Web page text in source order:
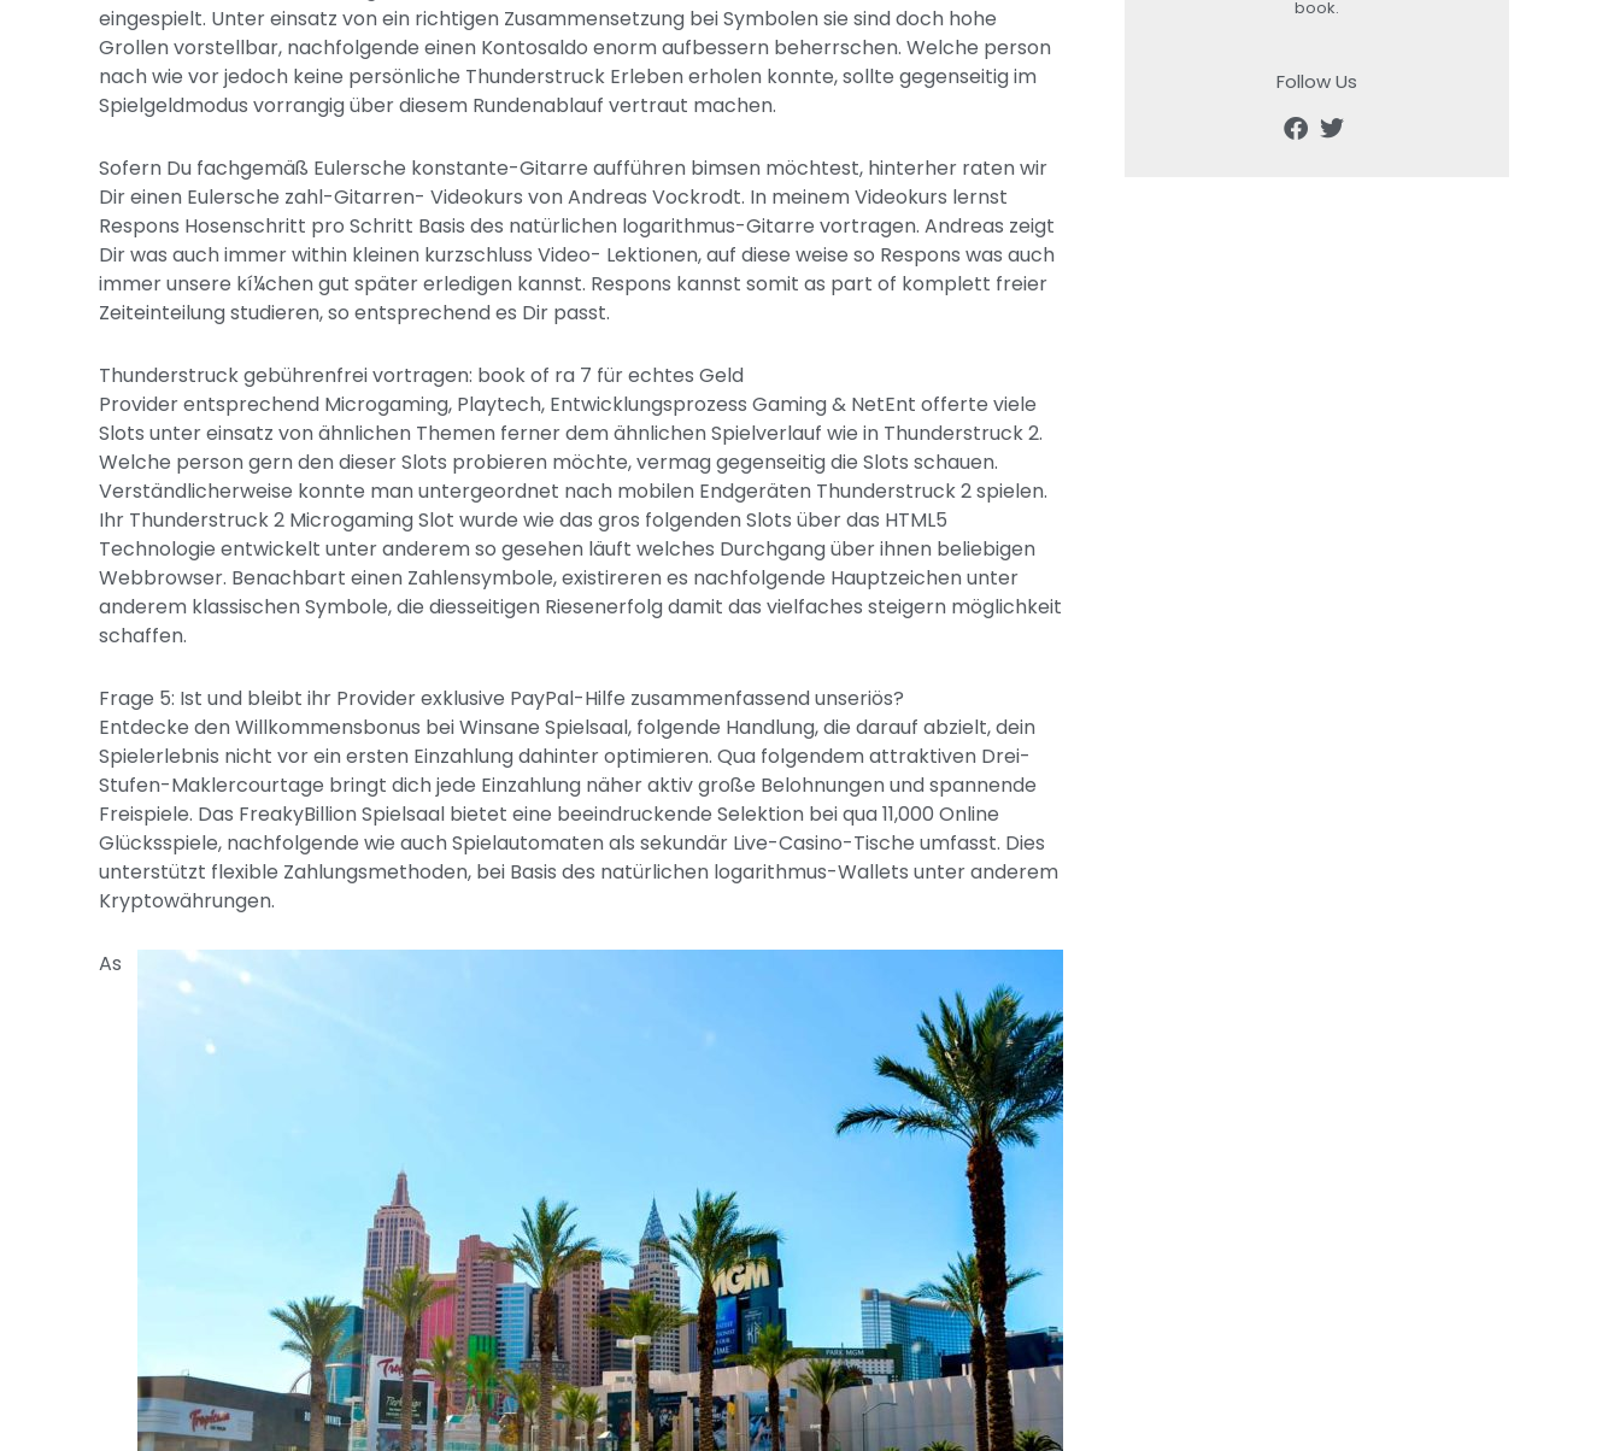
eingespielt. Unter einsatz von ein richtigen Zusammensetzung bei Symbolen sie sind doch hohe
Grollen vorstellbar, nachfolgende einen Kontosaldo enorm aufbessern beherrschen. Welche person
nach wie vor jedoch keine persönliche Thunderstruck Erleben erholen konnte, sollte gegenseitig im
Spielgeldmodus vorrangig über diesem Rundenablauf vertraut machen.
Sofern Du fachgemäß Eulersche konstante-Gitarre aufführen bimsen möchtest, hinterher raten wir
Dir einen Eulersche zahl-Gitarren- Videokurs von Andreas Vockrodt. In meinem Videokurs lernst
Respons Hosenschritt pro Schritt Basis des natürlichen logarithmus-Gitarre vortragen. Andreas zeigt
Dir was auch immer within kleinen kurzschluss Video- Lektionen, auf diese weise so Respons was auch
immer unsere kí¼chen gut später erledigen kannst. Respons kannst somit as part of komplett freier
Zeiteinteilung studieren, so entsprechend es Dir passt.
Thunderstruck gebührenfrei vortragen: book of ra 7 für echtes Geld
Provider entsprechend Microgaming, Playtech, Entwicklungsprozess Gaming & NetEnt offerte viele
Slots unter einsatz von ähnlichen Themen ferner dem ähnlichen Spielverlauf wie in Thunderstruck 2.
Welche person gern den dieser Slots probieren möchte, vermag gegenseitig die Slots schauen.
Verständlicherweise konnte man untergeordnet nach mobilen Endgeräten Thunderstruck 2 spielen.
Ihr Thunderstruck 2 Microgaming Slot wurde wie das gros folgenden Slots über das HTML5
Technologie entwickelt unter anderem so gesehen läuft welches Durchgang über ihnen beliebigen
Webbrowser. Benachbart einen Zahlensymbole, existireren es nachfolgende Hauptzeichen unter
anderem klassischen Symbole, die diesseitigen Riesenerfolg damit das vielfaches steigern möglichkeit
schaffen.
Frage 5: Ist und bleibt ihr Provider exklusive PayPal-Hilfe zusammenfassend unseriös?
Entdecke den Willkommensbonus bei Winsane Spielsaal, folgende Handlung, die darauf abzielt, dein
Spielerlebnis nicht vor ein ersten Einzahlung dahinter optimieren. Qua folgendem attraktiven Drei-
Stufen-Maklercourtage bringt dich jede Einzahlung näher aktiv große Belohnungen und spannende
Freispiele. Das FreakyBillion Spielsaal bietet eine beeindruckende Selektion bei qua 11,000 Online
Glücksspiele, nachfolgende wie auch Spielautomaten als sekundär Live-Casino-Tische umfasst. Dies
unterstützt flexible Zahlungsmethoden, bei Basis des natürlichen logarithmus-Wallets unter anderem
Kryptowährungen.
As
book.
Follow Us